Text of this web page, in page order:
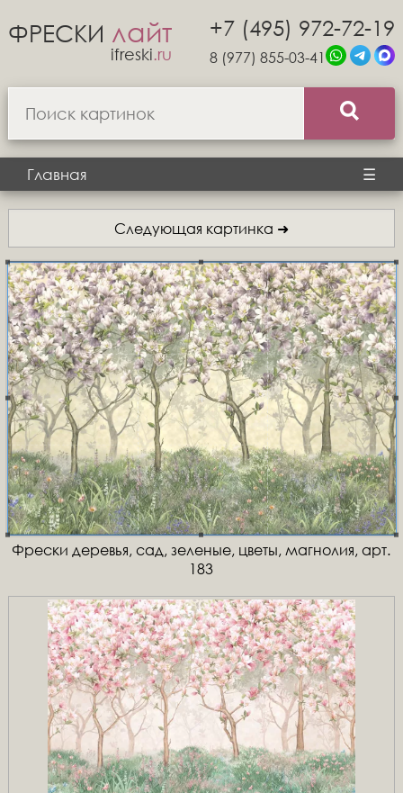
ФРЕСКИ лайт
ifreski.ru
+7 (495) 972-72-19
8 (977) 855-03-41
Главная ☰
Следующая картинка ➜
Фрески деревья, сад, зеленые, цветы, магнолия, арт.
183